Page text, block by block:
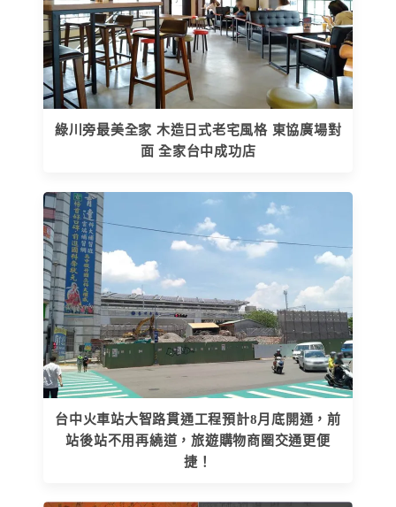
綠川旁最美全家 木造日式老宅風格 東協廣場對
面 全家台中成功店
台中火車站大智路貫通工程預計8月底開通，前
站後站不用再繞道，旅遊購物商圈交通更便
捷！